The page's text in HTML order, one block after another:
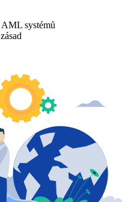
AML systémů